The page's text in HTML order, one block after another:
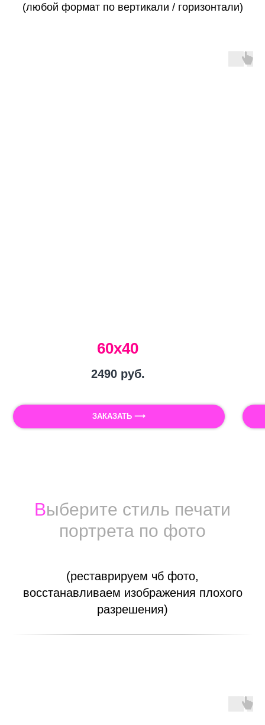
(любой формат по вертикали / горизонтали)
60х40
2490 руб.
ЗАКАЗАТЬ ⟶
Выберите стиль печати
портрета по фото
(реставрируем чб фото,
восстанавливаем изображения плохого
разрешения)